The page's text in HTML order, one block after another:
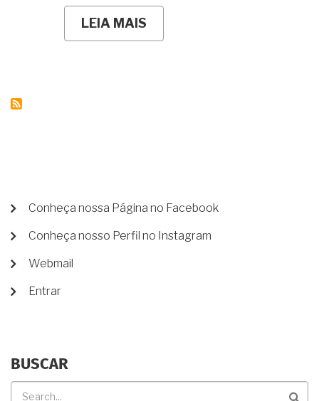
LEIA MAIS
PLANEJAMENTO
MENU
CONTA
DE
Conheça nossa Página no Facebook
Conheça nosso Perfil no Instagram
Webmail
Entrar
BUSCAR